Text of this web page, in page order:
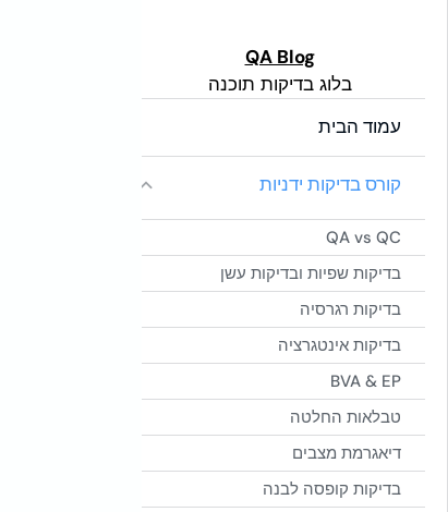
Global Side Menu
Width
Placeholder
QA Blog
בלוג בדיקות תוכנה
עמוד הבית
קורס בדיקות ידניות
QA vs QC
בדיקות שפיות ובדיקות עשן
בדיקות רגרסיה
בדיקות אינטגרציה
BVA & EP
טבלאות החלטה
דיאגרמת מצבים
בדיקות קופסה לבנה